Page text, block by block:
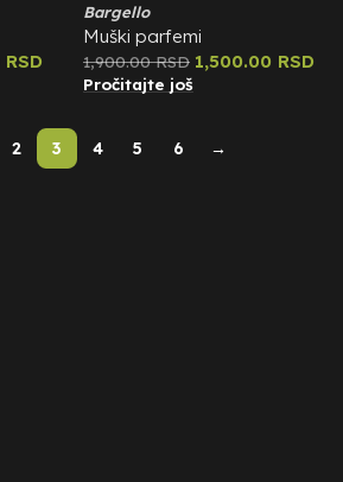
RSD
Bargello
Muški parfemi
1,900.00RSD 1,500.00 RSD
Pročitajte još
2 3 4 5 6 →